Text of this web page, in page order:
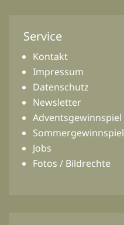
Service
Kontakt
Impressum
Datenschutz
Newsletter
Adventsgewinnspiel
Sommergewinnspiel
Jobs
Fotos / Bildrechte